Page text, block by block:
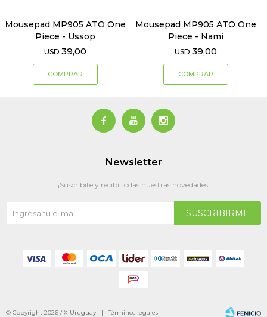
Mousepad MP905 ATO One
Piece - Ussop
USD 39,00
Mousepad MP905 ATO One
Piece - Nami
USD 39,00
  
Newsletter
¡Suscribite y recibí todas nuestras novedades!
SUSCRIBIRME
© Copyright 2026 / X Uruguay |Términos legales